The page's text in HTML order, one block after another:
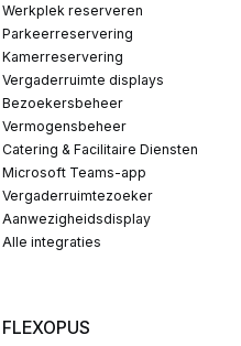
Werkplek reserveren
Parkeerreservering
Kamerreservering
Vergaderruimte displays
Bezoekersbeheer
Vermogensbeheer
Catering & Facilitaire Diensten
Microsoft Teams-app
Vergaderruimtezoeker
Aanwezigheidsdisplay
Alle integraties
FLEXOPUS